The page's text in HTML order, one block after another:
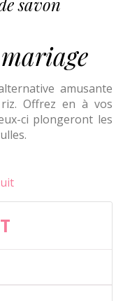
savon
amusante
Offrez en à vos
ci plongeront les